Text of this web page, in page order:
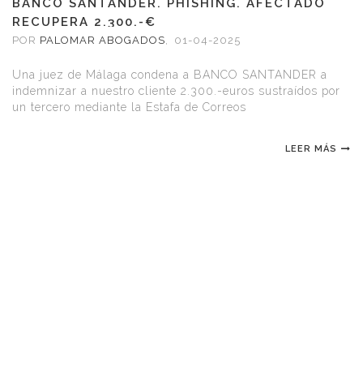
BANCO SANTANDER. PHISHING. AFECTADO
RECUPERA 2.300.-€
POR PALOMAR ABOGADOS, 01-04-2025
Una juez de Málaga condena a BANCO SANTANDER a
indemnizar a nuestro cliente 2.300.-euros sustraídos por
un tercero mediante la Estafa de Correos
LEER MÁS